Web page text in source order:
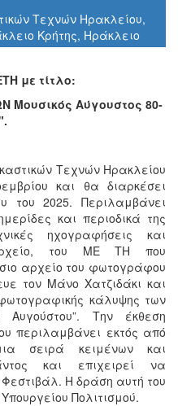
Τεχνών Ηρακλείου,
Κρήτης, Ηράκλειο
με τίτλο:
Μουσικός Αύγουστος 80-
Τεχνών Ηρακλείου
και θα διαρκέσει
του 2025. Περιλαμβάνει
και περιοδικά της
ηχογραφήσεις και
του ΜΕ ΤΗ που
αρχείο του φωτογράφου
τον Μάνο Χατζιδάκι και
κάλυψης των
Αυγούστου”. Την έκθεση
περιλαμβάνει εκτός από
σειρά κειμένων και
και επιχειρεί να
Η δράση αυτή του
Πολιτισμού.